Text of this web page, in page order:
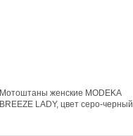
Мотоштаны женские MODEKA
BREEZE LADY, цвет серо-черный